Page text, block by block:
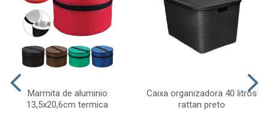
Marmita de aluminio
13,5x20,6cm termica
Caixa organizadora 40 litros
rattan preto